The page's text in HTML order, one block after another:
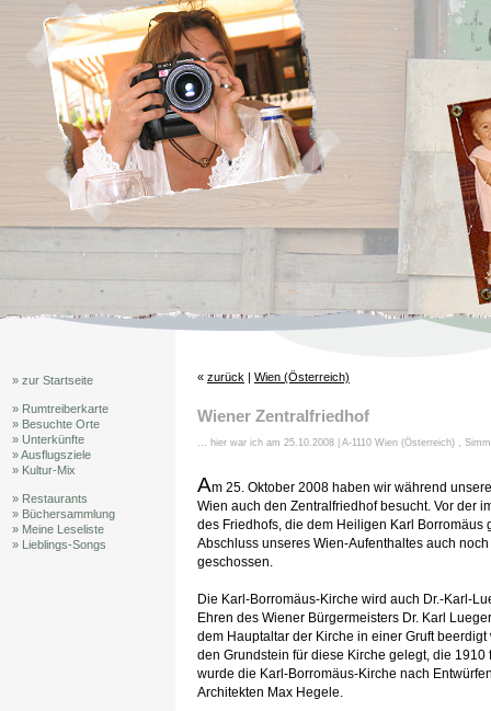
» zur Startseite
» Rumtreiberkarte
» Besuchte Orte
» Unterkünfte
» Ausflugsziele
» Kultur-Mix
» Restaurants
» Büchersammlung
» Meine Leseliste
» Lieblings-Songs
« zurück | Wien (Österreich)
Wiener Zentralfriedhof
... hier war ich am 25.10.2008 | A-1110 Wien (Österreich) ,
Am 25. Oktober 2008 haben wir während
Wien auch den Zentralfriedhof besucht. Vor der
des Friedhofs, die dem Heiligen Karl Borromäus
Abschluss unseres Wien-Aufenthaltes auch
geschossen.
Die Karl-Borromäus-Kirche wird auch Dr.-Karl-
Ehren des Wiener Bürgermeisters Dr. Karl
dem Hauptaltar der Kirche in einer Gruft
den Grundstein für diese Kirche gelegt, die
wurde die Karl-Borromäus-Kirche nach
Architekten Max Hegele.